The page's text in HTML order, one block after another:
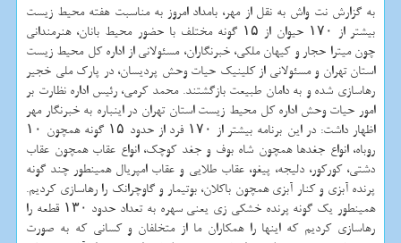
به گزارش نت واش به نقل از مهر، بامداد امروز به مناسبت هفته محیط زیست
بیشتر از ۱۷۰ حیوان از ۱۵ گونه مختلف با حضور محیط بانان، هنرمندانی
چون میترا حجار و كیهان ملكی، خبرنگاران، مسئولانی از اداره كل محیط زیست
استان تهران و مسئولانی از كلینیك حیات وحش پردیسان، در پارك ملی خجیر
رهاسازی شده و به دامان طبیعت بازگشتند. محمد كرمی، رئیس اداره نظارت بر
امور حیات وحش اداره كل محیط زیست استان تهران در اینباره به خبرنگار مهر
اظهار داشت: در این برنامه بیشتر از ۱۷۰ فرد از حدود ۱۵ گونه همچون ۱۰
روباه، انواع جغدها همچون شاه بوف و جغد كوچك، انواع عقاب همچون عقاب
دشتی، كوركور، دلیجه، پیغو، عقاب طلایی و عقاب امپریال همینطور چند گونه
پرنده آبزی و كنار آبزی همچون باكلان، بوتیمار و گاوچرانك را رهاسازی كردیم.
همینطور یك گونه پرنده خشكی زی یعنی سهره به تعداد حدود ۱۳۰ قطعه را
رهاسازی كردیم كه اینها را همكاران ما از متخلفان و كسانی كه به صورت